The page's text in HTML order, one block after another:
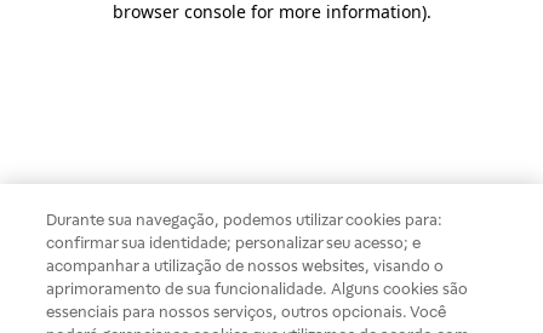
browser console for more information).
Durante sua navegação, podemos utilizar cookies para:
confirmar sua identidade; personalizar seu acesso; e
acompanhar a utilização de nossos websites, visando o
aprimoramento de sua funcionalidade. Alguns cookies são
essenciais para nossos serviços, outros opcionais. Você